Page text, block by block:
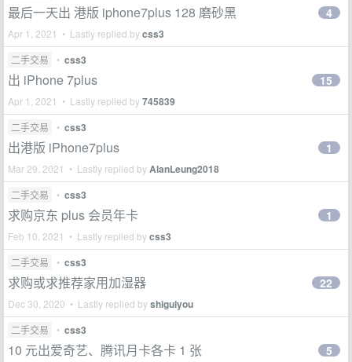
最后一天出 港版 iphone7plus 128 磨砂黑
Apr 1, 2021 • Lastly replied bycss3
4
二手交易 • css3
出 iPhone 7plus
Apr 1, 2021 • Lastly replied by745839
15
二手交易 • css3
出港版 iPhone7plus
Mar 29, 2021 • Lastly replied byAlanLeung2018
1
二手交易 • css3
求购京东 plus 会员年卡
Feb 10, 2021 • Lastly replied bycss3
1
二手交易 • css3
求购或求推荐家用加湿器
Dec 30, 2020 • Lastly replied byshiguiyou
22
二手交易 • css3
10 元出爱奇艺、腾讯月卡各卡 1 张 5